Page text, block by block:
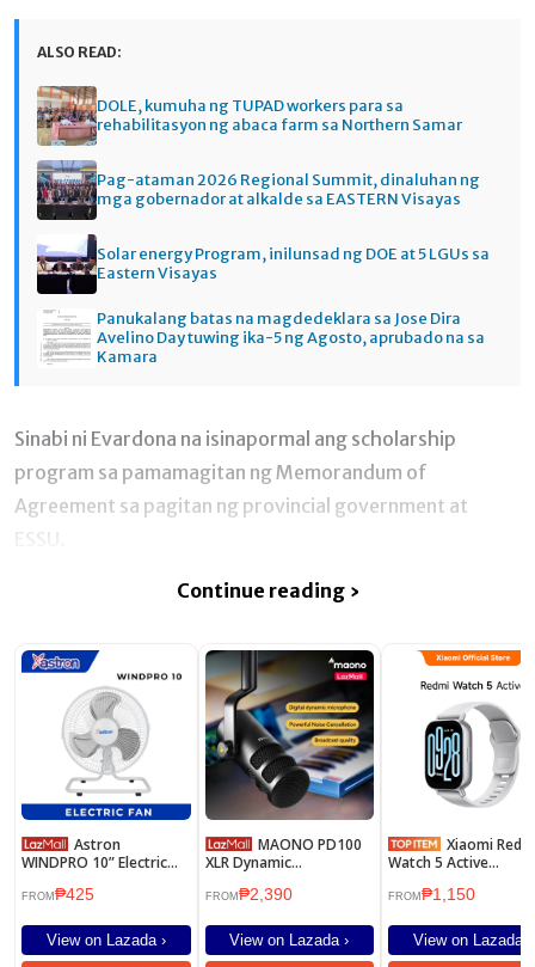
ALSO READ:
DOLE, kumuha ng TUPAD workers para sa
rehabilitasyon ng abaca farm sa Northern Samar
Pag-ataman 2026 Regional Summit, dinaluhan ng
mga gobernador at alkalde sa EASTERN Visayas
Solar energy Program, inilunsad ng DOE at 5 LGUs sa
Eastern Visayas
Panukalang batas na magdedeklara sa Jose Dira
Avelino Day tuwing ika-5 ng Agosto, aprubado na sa
Kamara
Sinabi ni Evardona na isinapormal ang scholarship
program sa pamamagitan ng Memorandum of
Agreement sa pagitan ng provincial government at
ESSU.
Continue reading ›
Astron
WINDPRO 10” Electric
Metal Blade
FROM ₱425
View on Lazada ›
MAONO PD100
XLR Dynamic
Recording,Podcast
Mic Works for Sound
Card Audio Interface
FROM ₱2,390
View on Lazada ›
Watch 5 Active
Clear Calling 18 Days
FROM₱1,150
View on Lazada ›